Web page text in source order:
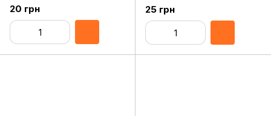
iPhone 11 Pro (99MO103036)
20 грн
for iPhone 11 Pro Max
(99MO103305)
25 грн